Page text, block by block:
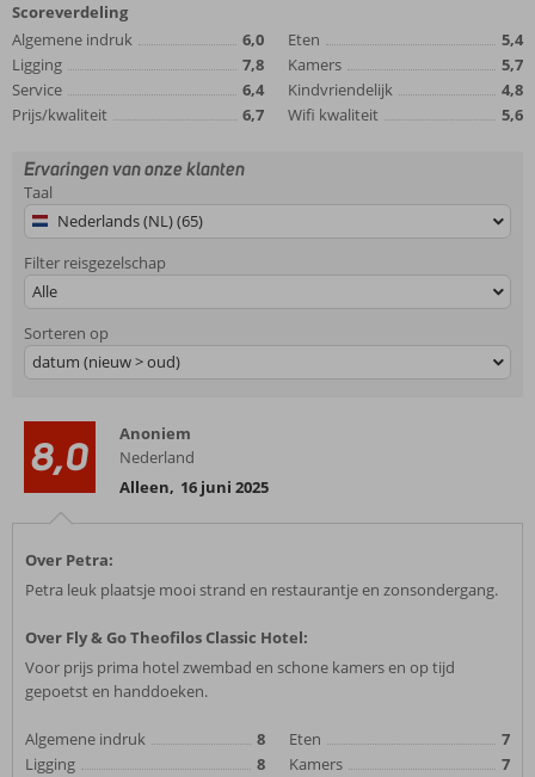
Scoreverdeling
Algemene indruk
6,0
Ligging
7,8
Service
6,4
Prijs/kwaliteit
6,7
Eten
5,4
Kamers
5,7
Kindvriendelijk
4,8
Wifi kwaliteit
5,6
Ervaringen van onze klanten
Taal
Nederlands (NL) (65)
Filter reisgezelschap
Alle
Sorteren op
datum (nieuw > oud)
8,0
Anoniem
Nederland
Alleen, 16 juni 2025
Over Petra:
Petra leuk plaatsje mooi strand en restaurantje en zonsondergang.
Over Fly & Go Theofilos Classic Hotel:
Voor prijs prima hotel zwembad en schone kamers en op tijd
gepoetst en handdoeken.
Algemene indruk
8
Ligging
8
Eten
7
Kamers
7